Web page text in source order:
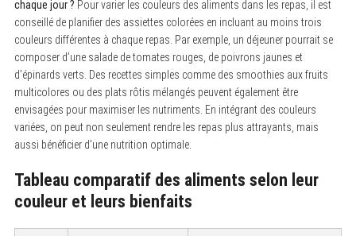
chaque jour ? Pour varier les couleurs des aliments dans les repas, il est
conseillé de planifier des assiettes colorées en incluant au moins trois
couleurs différentes à chaque repas. Par exemple, un déjeuner pourrait se
composer d’une salade de tomates rouges, de poivrons jaunes et
d’épinards verts. Des recettes simples comme des smoothies aux fruits
multicolores ou des plats rôtis mélangés peuvent également être
envisagées pour maximiser les nutriments. En intégrant des couleurs
variées, on peut non seulement rendre les repas plus attrayants, mais
aussi bénéficier d’une nutrition optimale.
Tableau comparatif des aliments selon leur
couleur et leurs bienfaits